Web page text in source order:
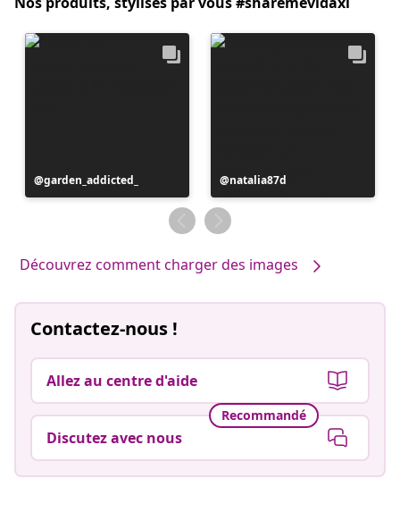
Publication
publiée
garden_addicted_
Publication
publiée
par
natalia87d
Découvrez comment charger des images
Contactez-nous !
Allez au centre d'aide
Recommandé
Discutez avec nous